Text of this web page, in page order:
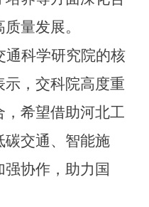
量发展。
通科学研究院的核
，交科院高度重
希望借助河北工
碳交通、智能施
协作，助力国